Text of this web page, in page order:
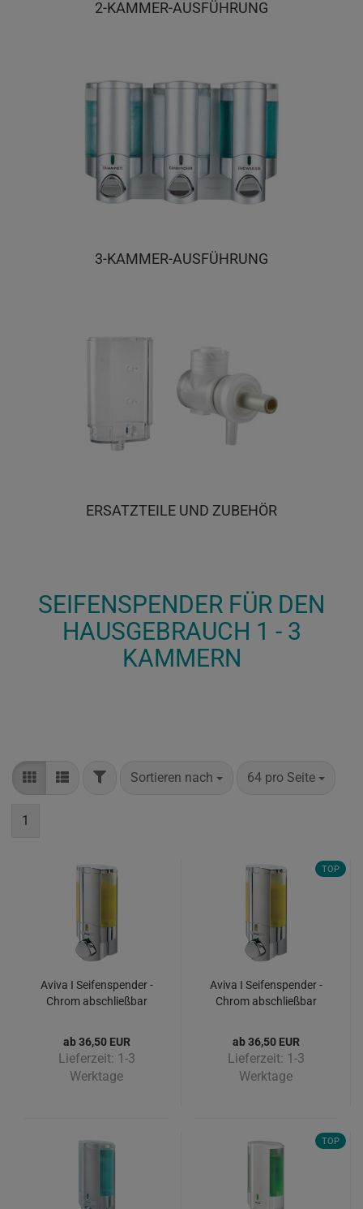
2-KAMMER-AUSFÜHRUNG
3-KAMMER-AUSFÜHRUNG
ERSATZTEILE UND ZUBEHÖR
SEIFENSPENDER FÜR DEN
HAUSGEBRAUCH 1 - 3
KAMMERN
Sortieren nach 64 pro Seite
1
Aviva I Seifenspender -
Chrom abschließbar
ab 36,50 EUR
Lieferzeit: 1-3
Werktage
TOP
Aviva I Seifenspender -
Chrom abschließbar
ab 36,50 EUR
Lieferzeit: 1-3
Werktage
TOP